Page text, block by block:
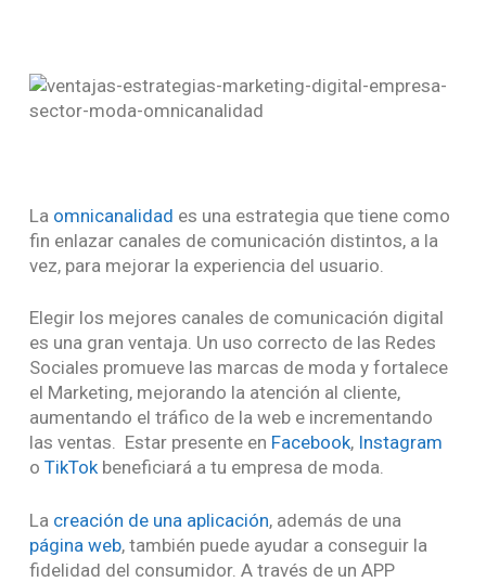
La omnicanalidad es una estrategia que tiene como
fin enlazar canales de comunicación distintos, a la
vez, para mejorar la experiencia del usuario.
Elegir los mejores canales de comunicación digital
es una gran ventaja. Un uso correcto de las Redes
Sociales promueve las marcas de moda y fortalece
el Marketing, mejorando la atención al cliente,
aumentando el tráfico de la web e incrementando
las ventas. Estar presente en Facebook, Instagram
o TikTokbeneficiará a tu empresa de moda.
La creación de una aplicación, además de una
página web, también puede ayudar a conseguir la
fidelidad del consumidor. A través de un APP